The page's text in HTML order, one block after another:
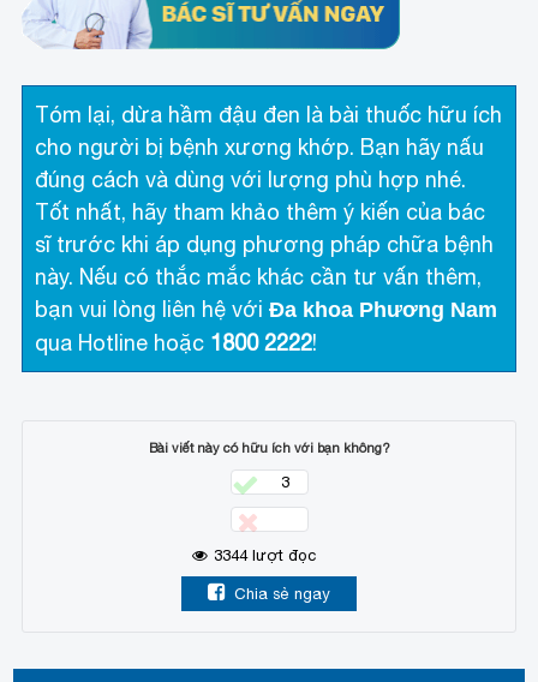
Tóm lại, dừa hầm đậu đen là bài thuốc hữu ích
cho người bị bệnh xương khớp. Bạn hãy nấu
đúng cách và dùng với lượng phù hợp nhé.
Tốt nhất, hãy tham khảo thêm ý kiến của bác
sĩ trước khi áp dụng phương pháp chữa bệnh
này. Nếu có thắc mắc khác cần tư vấn thêm,
bạn vui lòng liên hệ vớiĐa khoa Phương Nam
qua Hotline hoặc 1800 2222!
Bài viết này có hữu ích với bạn không?
3
3344lượt đọc
Chia sẻ ngay